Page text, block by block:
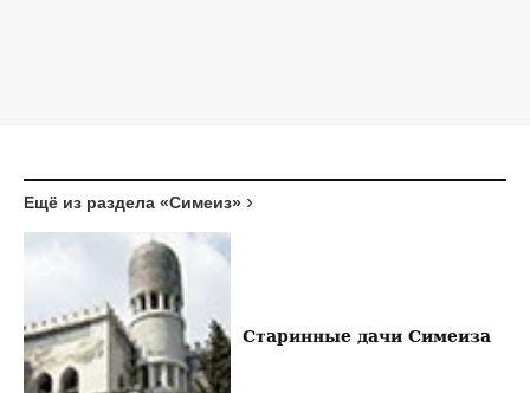
Ещё из раздела «Симеиз»
Старинные дачи Симеиза